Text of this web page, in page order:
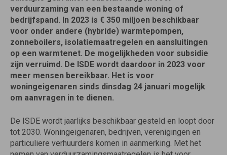
verduurzaming van een bestaande woning of
bedrijfspand. In 2023 is € 350 miljoen beschikbaar
voor onder andere (hybride) warmtepompen,
zonneboilers, isolatiemaatregelen en aansluitingen
op een warmtenet. De mogelijkheden voor subsidie
zijn verruimd. De ISDE wordt daardoor in 2023 voor
meer mensen bereikbaar. Het is voor
woningeigenaren sinds dinsdag 24 januari mogelijk
om aanvragen in te dienen.
De ISDE wordt jaarlijks beschikbaar gesteld en loopt door
tot 2030. Woningeigenaren, bedrijven, verenigingen en
particuliere verhuurders komen in aanmerking. Met het